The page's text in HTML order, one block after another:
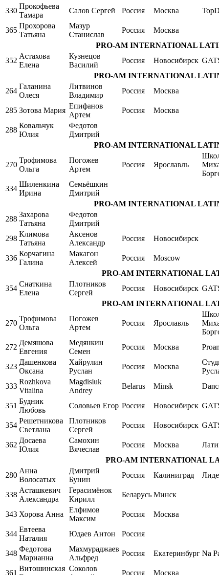
330
Прокофьева
Тамара
Салов Сергей Россия Москва
365
Прохорова
Татьяна
Мазур
Станислав
Россия
Москва
PRO-AM INTERNATIONAL
352
Астахова
Елена
Кузнецов
Василий
Россия Новосибирск
PRO-AM INTERNATIONAL LATIN
264
Галанина
Олеся
Литвинов
Владимир
Россия Москва
285 Зотова Мария
Епифанов
Артем
Россия Москва
288
Ковальчук
Юлия
Федотов
Дмитрий
PRO-AM INTERNATIONAL LATIN
270
Трофимова
Ольга
Погожев
Артем
Россия Ярославль
334
Шиленкина
Ирина
Семьёшкин
Дмитрий
PRO-AM INTERNATIONAL LATIN
288
Захарова
Татьяна
Федотов
Дмитрий
298
Климова
Татьяна
Аксенов
Александр
Россия Новосибирск
336
Корчагина
Галина
Макагон
Алексей
Россия
Moscow
PRO-AM INTERNATIONAL
354
Снаткина
Елена
Плотников
Сергей
Россия Новосибирск
PRO-AM INTERNATIONAL
270
Трофимова
Ольга
Погожев
Артем
Россия Ярославль
272
Демяшова
Евгения
Медянкин
Семен
Россия Москва
323
Дашенкова
Оксана
Хайрулин
Руслан
Россия Москва
333
Rozhkova
Vitalina
Magdisiuk
Andrey
Belarus Minsk
351
Будник
Любовь
Соловьев Егор Россия Новосибирск
354
Решетникова
Светлана
Плотников
Сергей
Россия Новосибирск
362
Досаева
Юлия
Самохин
Вячеслав
Россия Москва
PRO-AM INTERNATIONAL
280
Анна
Волосатых
Дмитрий
Бунин
Россия Калиниград
338
Асташкевич
Александра
Герасимёнок
Кирилл
Беларусь Минск
343 Хорова Анна
Елфимов
Максим
Россия Москва
344
Евтеева
Наталия
Юдаев Антон Россия
348
Федотова
Марианна
Махмураджаев
Альфред
Россия Екатеринбург Na
361
Витошинская Соколов
Россия Москва